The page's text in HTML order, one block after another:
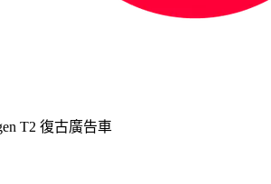
T2 復古廣告車